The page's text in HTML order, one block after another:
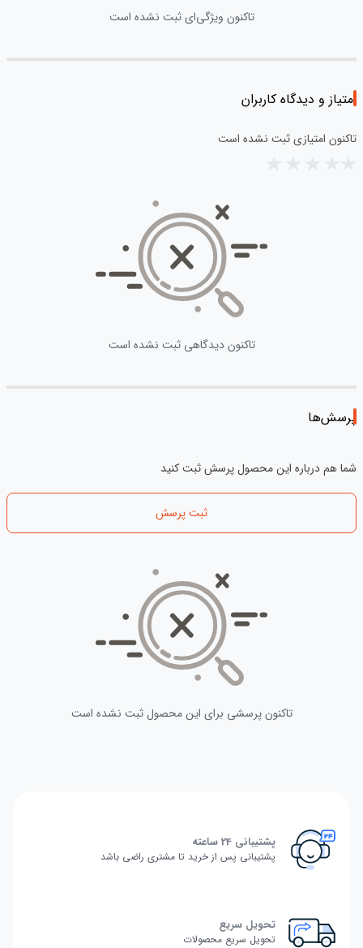
تاکنون ویژگی‌ای ثبت نشده است
امتیاز و دیدگاه کاربران
تاکنون امتیازی ثبت نشده است
تاکنون دیدگاهی ثبت نشده است
پرسش‌ها
شما هم درباره این محصول پرسش ثبت کنید
ثبت پرسش
تاکنون پرسشی برای این محصول ثبت نشده است
پشتیبانی 24 ساعته
پشتیبانی پس از خرید تا مشتری راضی باشد
تحویل سریع
تحویل سریع محصولات